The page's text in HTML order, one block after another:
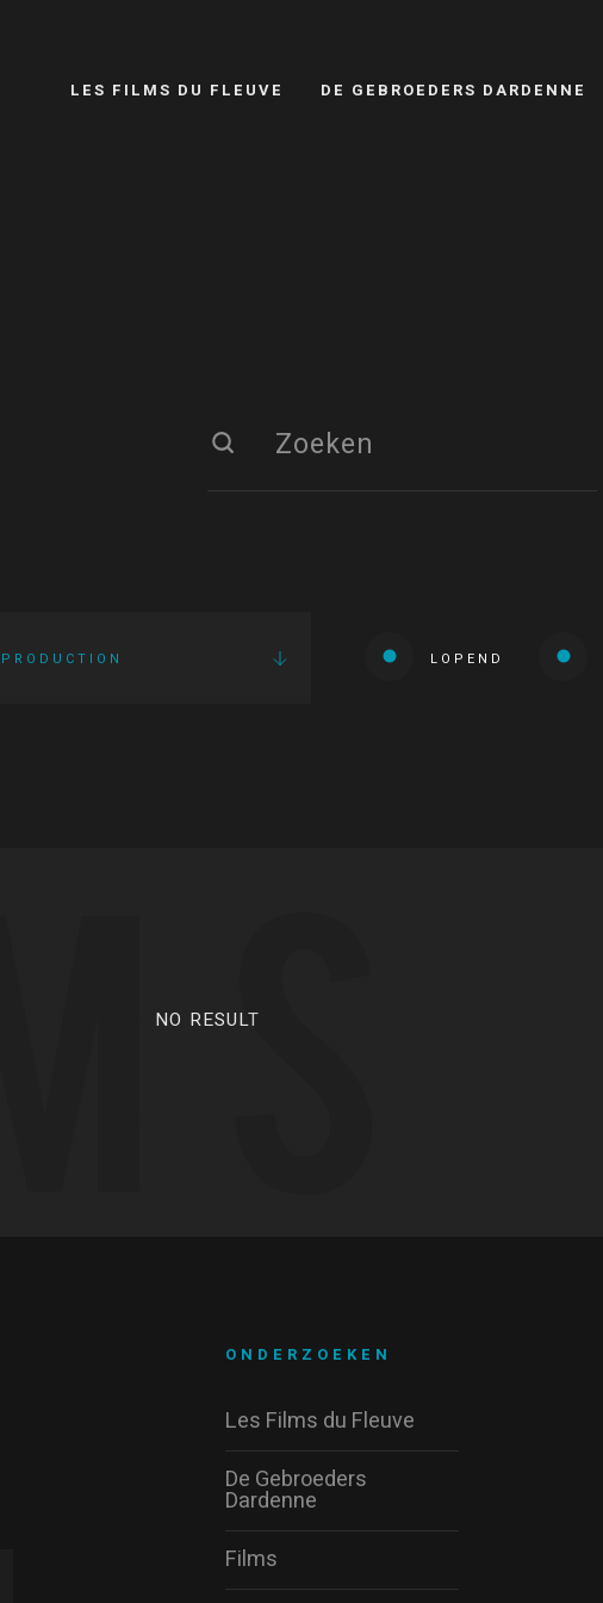
LES FILMS DU FLEUVE DE GEBROEDERS DARDENNE
PRODUCTION LOPEND
NO RESULT
ONDERZOEKEN
Les Films du Fleuve
De Gebroeders
Dardenne
Films